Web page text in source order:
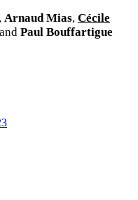
, Arnaud Mias, Cécile
and Paul Bouffartigue